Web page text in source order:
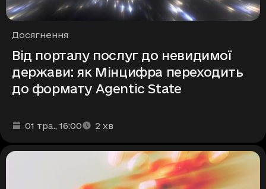
Рубрики
Досягнення
Від порталу послуг до невидимої
держави: як Мінцифра переходить
до формату Agentic State
Дата та час публікації
01 тра., 16:00
Час читання: 2 хв